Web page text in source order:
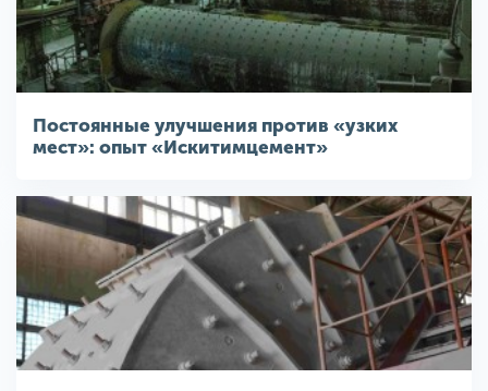
Постоянные улучшения против «узких
мест»: опыт «Искитимцемент»